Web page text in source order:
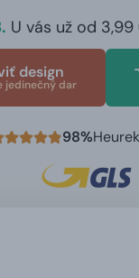
U vás už od
design
jedinečný dar
98%